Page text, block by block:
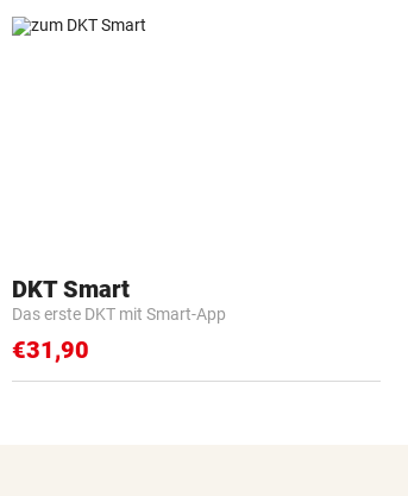
DKT Smart
Das erste DKT mit Smart-App
€31,90